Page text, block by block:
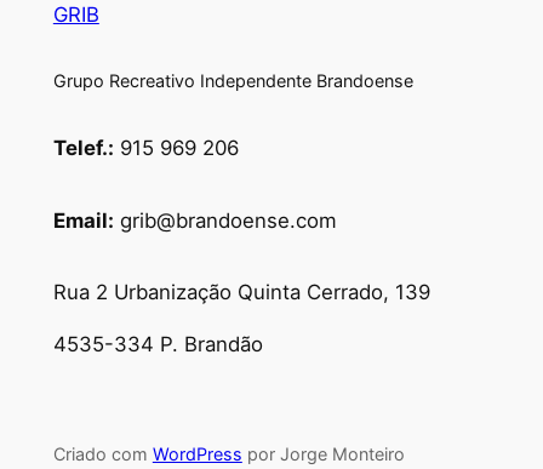
GRIB
Grupo Recreativo Independente Brandoense
Telef.: 915 969 206
Email: grib@brandoense.com
Rua 2 Urbanização Quinta Cerrado, 139
4535-334 P. Brandão
Criado com WordPress por Jorge Monteiro